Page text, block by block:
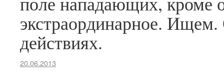
экстраординарное.
действиях.
20.06.2013